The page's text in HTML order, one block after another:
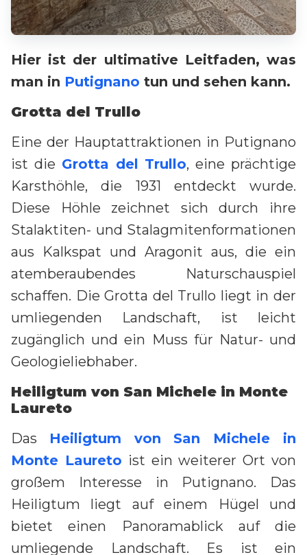
Hier ist der ultimative Leitfaden, was
man in Putignano tun und sehen kann.
Grotta del Trullo
Eine der Hauptattraktionen in Putignano
ist die Grotta del Trullo, eine prächtige
Karsthöhle, die 1931 entdeckt wurde.
Diese Höhle zeichnet sich durch ihre
Stalaktiten- und Stalagmitenformationen
aus Kalkspat und Aragonit aus, die ein
atemberaubendes Naturschauspiel
schaffen. Die Grotta del Trullo liegt in der
umliegenden Landschaft, ist leicht
zugänglich und ein Muss für Natur- und
Geologieliebhaber.
Heiligtum von San Michele in Monte
Laureto
Das Heiligtum von San Michele in
Monte Laureto ist ein weiterer Ort von
großem Interesse in Putignano. Das
Heiligtum liegt auf einem Hügel und
bietet einen Panoramablick auf die
umliegende Landschaft. Es ist ein